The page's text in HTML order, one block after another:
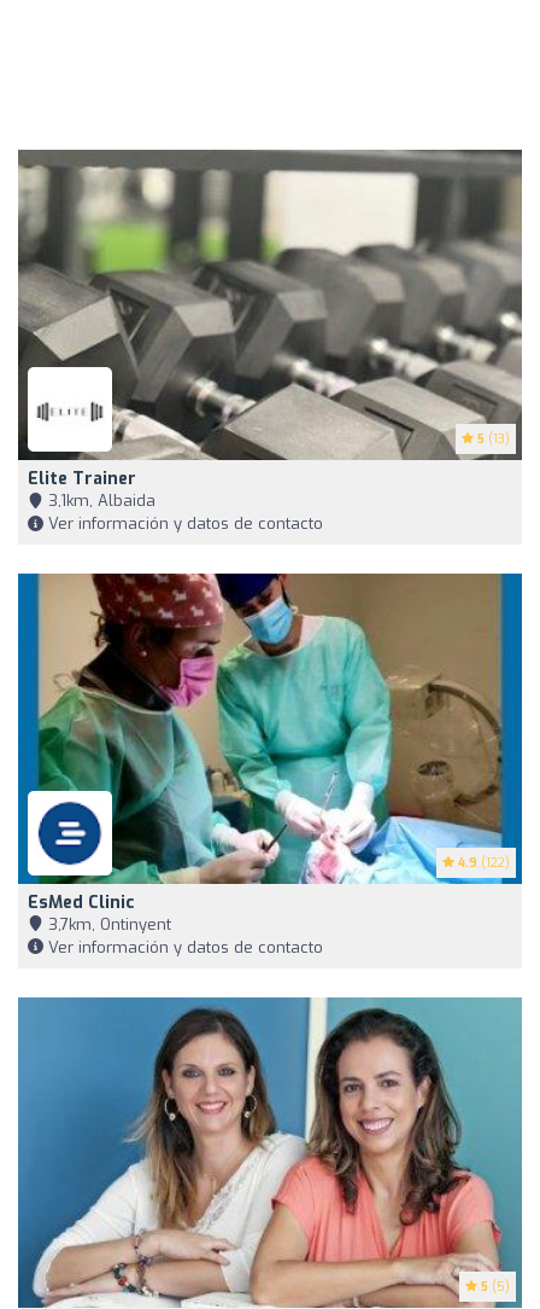
5 (13)
Elite Trainer
3,1km, Albaida
Ver información y datos de contacto
4.9 (122)
EsMed Clinic
3,7km, Ontinyent
Ver información y datos de contacto
5 (5)